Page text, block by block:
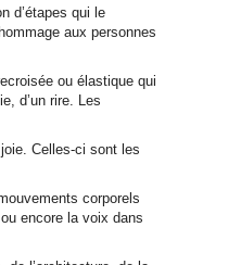
d’étapes qui le
aux personnes
ou élastique qui
d’un rire. Les
Celles-ci sont les
corporels
encore la voix dans